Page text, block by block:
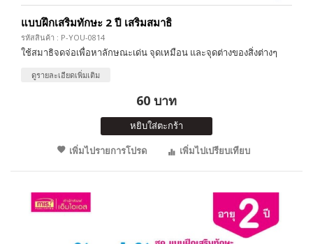
แบบฝึกเสริมทักษะ 2 ปี เสริมสมาธิ
รหัสสินค้า : P-YOU-0814
ใช้สมาธิจดจ่อเพื่อหาลักษณะเด่น จุดเหมือน และจุดต่างของสิ่งต่างๆ
ดูรายละเอียดเพิ่มเติม
60 บาท
หยิบใส่ตะกร้า
เพิ่มไปรายการโปรด
เพิ่มไปเปรียบเทียบ